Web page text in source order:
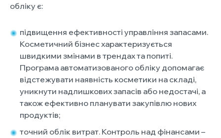
обліку є:
підвищення ефективності управління запасами.
Косметичний бізнес характеризується
швидкими змінами в трендах та попиті.
Програма автоматизованого обліку допомагає
відстежувати наявність косметики на складі,
уникнути надлишкових запасів або недостачі, а
також ефективно планувати закупівлю нових
продуктів;
точний облік витрат. Контроль над фінансами –